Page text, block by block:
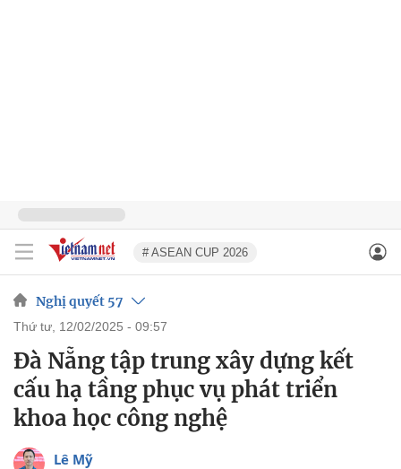
# ASEAN CUP 2026
Nghị quyết 57
thứ tư, 12/02/2025 - 09:57
Đà Nẵng tập trung xây dựng kết
cấu hạ tầng phục vụ phát triển
khoa học công nghệ
Lê Mỹ